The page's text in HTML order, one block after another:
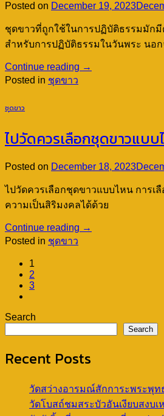
Posted on December 19, 2023
ชุดขาวที่ถูกใช้ในการปฏิบัติธรรมมัก
สำหรับการปฏิบัติธรรมในวันพระ นอ
Continue reading →
Posted in ชุดขาว
ชุดขาว
ไปวัดควรเลือกชุดขาวแบบ
Posted on December 18, 2023
ไปวัดควรเลือกชุดขาวแบบไหน การ
ความเป็นสิริมงคลได้ด้วย
Continue reading →
Posted in ชุดขาว
1
2
3
Search
Search
Recent Posts
วัดสว่างอารมณ์สักการะพระพุ
วัดโบสถ์ชมสระบัวอันเงียบสงบ